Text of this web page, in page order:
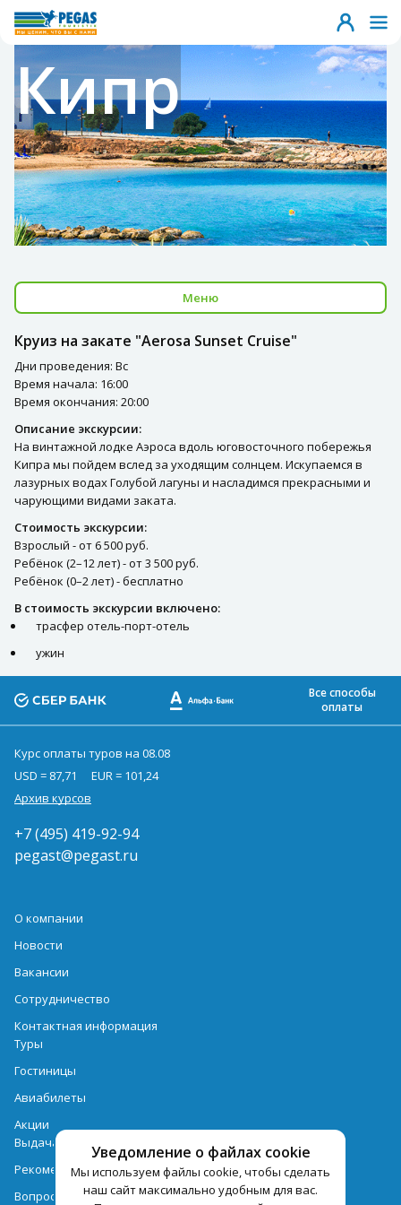
Кипр
Меню
Круиз на закате "Aerosa Sunset Cruise"
Дни проведения: Вс
Время начала: 16:00
Время окончания: 20:00
Описание экскурсии:
На винтажной лодке Аэроса вдоль юговосточного побережья
Кипра мы пойдем вслед за уходящим солнцем. Искупаемся в
лазурных водах Голубой лагуны и насладимся прекрасными и
чарующими видами заката.
Стоимость экскурсии:
Взрослый - от 6 500 руб.
Ребёнок (2–12 лет) - от 3 500 руб.
Ребёнок (0–2 лет) - бесплатно
В стоимость экскурсии включено:
трасфер отель-порт-отель
ужин
Уведомление о файлах cookie
Мы используем файлы cookie, чтобы сделать
наш сайт максимально удобным для вас.
Все способы
оплаты
Курс оплаты туров на 08.08
USD = 87,71
EUR = 101,24
Архив курсов
+7 (495) 419-92-94
pegast@pegast.ru
О компании
Новости
Вакансии
Сотрудничество
Контактная информация
Туры
Гостиницы
Авиабилеты
Акции
Выдача документов
Рекомендации
Вопрос-ответ